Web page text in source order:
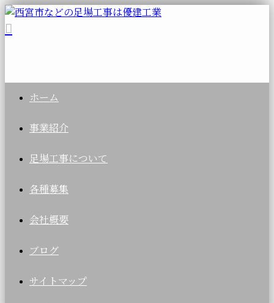
ホーム
事業紹介
足場工事について
各種募集
会社概要
ブログ
サイトマップ